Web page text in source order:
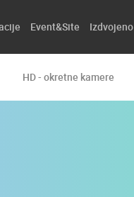
Event&Site Izdvojeno
HD - okretne kamere